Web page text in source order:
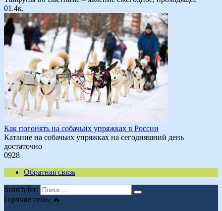
01.4к.
Как погонять на собачьих упряжках в России
Катание на собачьих упряжках на сегодняшний день
достаточно
0928
Обратная связь
Search for:
Горячие темы 🔥